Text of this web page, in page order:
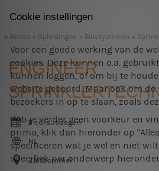
Aertes Opleidingen Blussystemen
ENGINEER
11 cursusdagen
NL
Zaltbommel
Cookie instellingen
Voor een goede werking van de
cookies. Deze kunnen o.a.
kunnen loggen, of om bij te
website gebeurd. Maar ook om
bezoekers in op te slaan, zoals
Heb je verder geen voorkeur en
prima, klik dan hieronder op
specificeren wat je wel en niet
specifiek per onderwerp